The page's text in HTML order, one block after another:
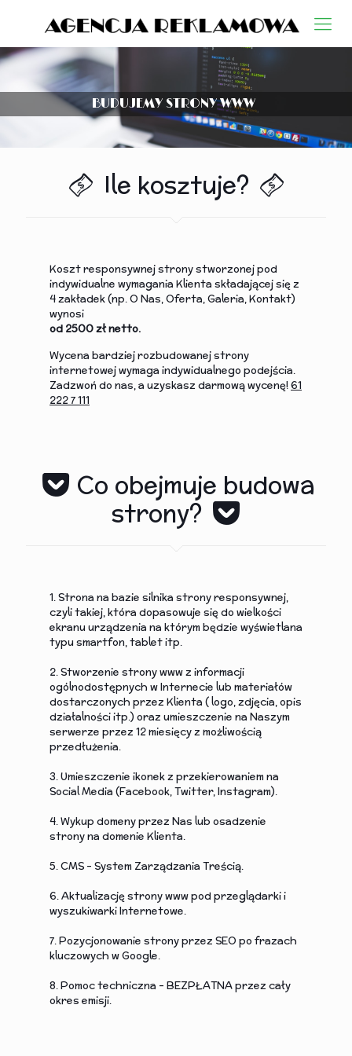
BUDUJEMY STRONY WWW
Ile kosztuje?
Koszt responsywnej strony stworzonej pod
indywidualne wymagania Klienta składającej się z
4 zakładek (np. O Nas, Oferta, Galeria, Kontakt)
wynosi
od 2500 zł netto.
Wycena bardziej rozbudowanej strony
internetowej wymaga indywidualnego podejścia.
Zadzwoń do nas, a uzyskasz darmową wycenę!61
222 7 111
Co obejmuje budowa
strony?
1. Strona na bazie silnika strony responsywnej,
czyli takiej, która dopasowuje się do wielkości
ekranu urządzenia na którym będzie wyświetlana
typu smartfon, tablet itp.
2. Stworzenie strony www z informacji
ogólnodostępnych w Internecie lub materiałów
dostarczonych przez Klienta ( logo, zdjęcia, opis
działalności itp.) oraz umieszczenie na Naszym
serwerze przez 12 miesięcy z możliwością
przedłużenia.
3. Umieszczenie ikonek z przekierowaniem na
Social Media (Facebook, Twitter, Instagram).
4. Wykup domeny przez Nas lub osadzenie
strony na domenie Klienta.
5. CMS - System Zarządzania Treścią.
6. Aktualizację strony www pod przeglądarki i
wyszukiwarki Internetowe.
7. Pozycjonowanie strony przez SEO po frazach
kluczowych w Google.
8. Pomoc techniczna - BEZPŁATNA przez cały
okres emisji.